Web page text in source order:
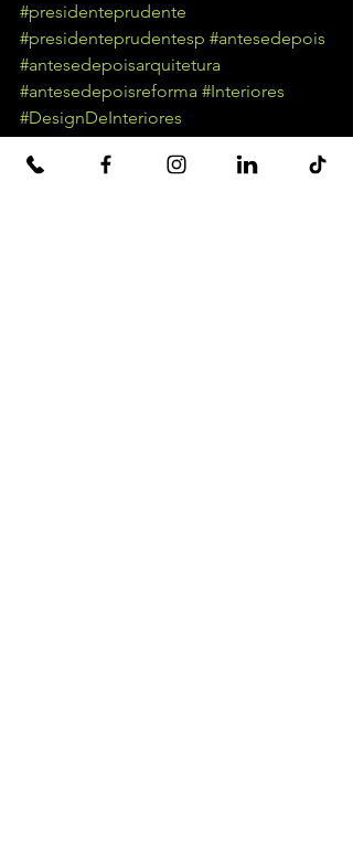
#presidenteprudente
#presidenteprudentesp #antesedepois
#antesedepoisarquitetura
#antesedepoisreforma #Interiores
#DesignDeInteriores
#PresidentePrudente
#ContrateUmArquiteto
#Idéias